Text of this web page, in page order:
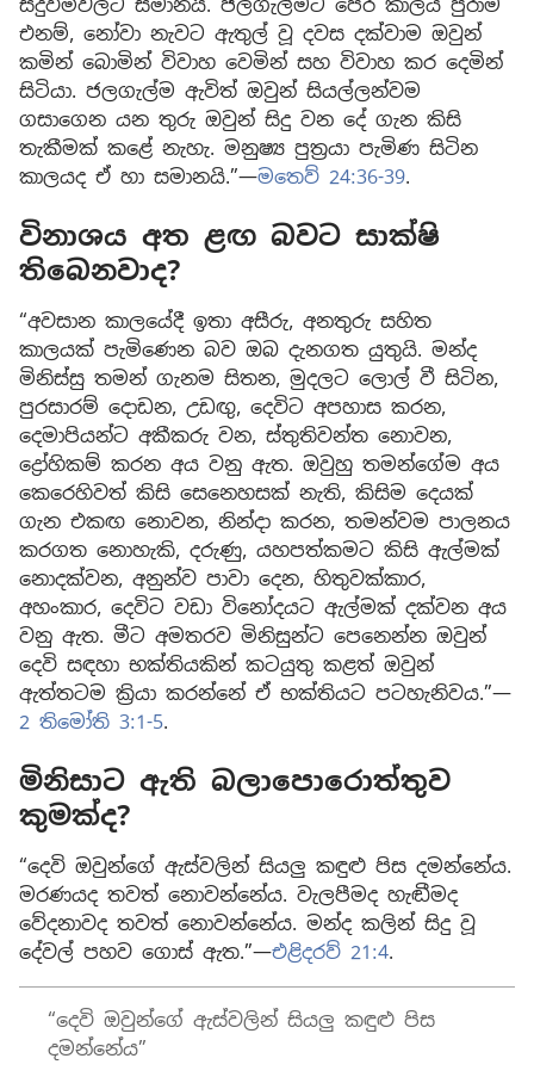
සිදුවීම්වලට සමානයි. ජලගැල්මට පෙර කාලය පුරාම
එනම්, නෝවා නැවට ඇතුල් වූ දවස දක්වාම ඔවුන්
කමින් බොමින් විවාහ වෙමින් සහ විවාහ කර දෙමින්
සිටියා. ජලගැල්ම ඇවිත් ඔවුන් සියල්ලන්වම
ගසාගෙන යන තුරු ඔවුන් සිදු වන දේ ගැන කිසි
තැකීමක් කළේ නැහැ. මනුෂ්‍ය පුත්‍රයා පැමිණ සිටින
කාලයද ඒ හා සමානයි.”—මතෙව් 24:36-39.
විනාශය අත ළඟ බවට සාක්ෂි
තිබෙනවාද?
“අවසාන කාලයේදී ඉතා අසීරු, අනතුරු සහිත
කාලයක් පැමිණෙන බව ඔබ දැනගත යුතුයි. මන්ද
මිනිස්සු තමන් ගැනම සිතන, මුදලට ලොල් වී සිටින,
පුරසාරම් දොඩන, උඩඟු, දෙවිට අපහාස කරන,
දෙමාපියන්ට අකීකරු වන, ස්තුතිවන්ත නොවන,
ද්‍රෝහිකම් කරන අය වනු ඇත. ඔවුහු තමන්ගේම අය
කෙරෙහිවත් කිසි සෙනෙහසක් නැති, කිසිම දෙයක්
ගැන එකඟ නොවන, නින්දා කරන, තමන්වම පාලනය
කරගත නොහැකි, දරුණු, යහපත්කමට කිසි ඇල්මක්
නොදක්වන, අනුන්ව පාවා දෙන, හිතුවක්කාර,
අහංකාර, දෙවිට වඩා විනෝදයට ඇල්මක් දක්වන අය
වනු ඇත. මීට අමතරව මිනිසුන්ට පෙනෙන්න ඔවුන්
දෙවි සඳහා භක්තියකින් කටයුතු කළත් ඔවුන්
ඇත්තටම ක්‍රියා කරන්නේ ඒ භක්තියට පටහැනිවය.”—
2 තිමෝති 3:1-5.
මිනිසාට ඇති බලාපොරොත්තුව
කුමක්ද?
“දෙවි ඔවුන්ගේ ඇස්වලින් සියලු කඳුළු පිස දමන්නේය.
මරණයද තවත් නොවන්නේය. වැලපීමද හැඬීමද
වේදනාවද තවත් නොවන්නේය. මන්ද කලින් සිදු වූ
දේවල් පහව ගොස් ඇත.”—එළිදරව් 21:4.
“දෙවි ඔවුන්ගේ ඇස්වලින් සියලු කඳුළු පිස
දමන්නේය”